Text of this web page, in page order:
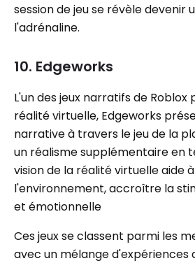
session de jeu se révèle devenir
l'adrénaline.
10. Edgeworks
L'un des jeux narratifs de Roblox
réalité virtuelle, Edgeworks
narrative à travers le jeu de la
un réalisme supplémentaire en
vision de la réalité virtuelle aide
l'environnement, accroître la
et émotionnelle
Ces jeux se classent parmi les
avec un mélange d'expériences